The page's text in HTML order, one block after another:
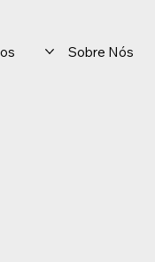
Sobre Nós